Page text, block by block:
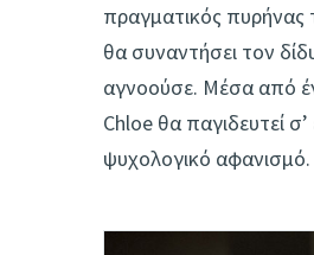
πραγματικός πυρήνας
θα συναντήσει τον
αγνοούσε. Μέσα από
Chloe θα παγιδευτεί
ψυχολογικό αφανισμό.